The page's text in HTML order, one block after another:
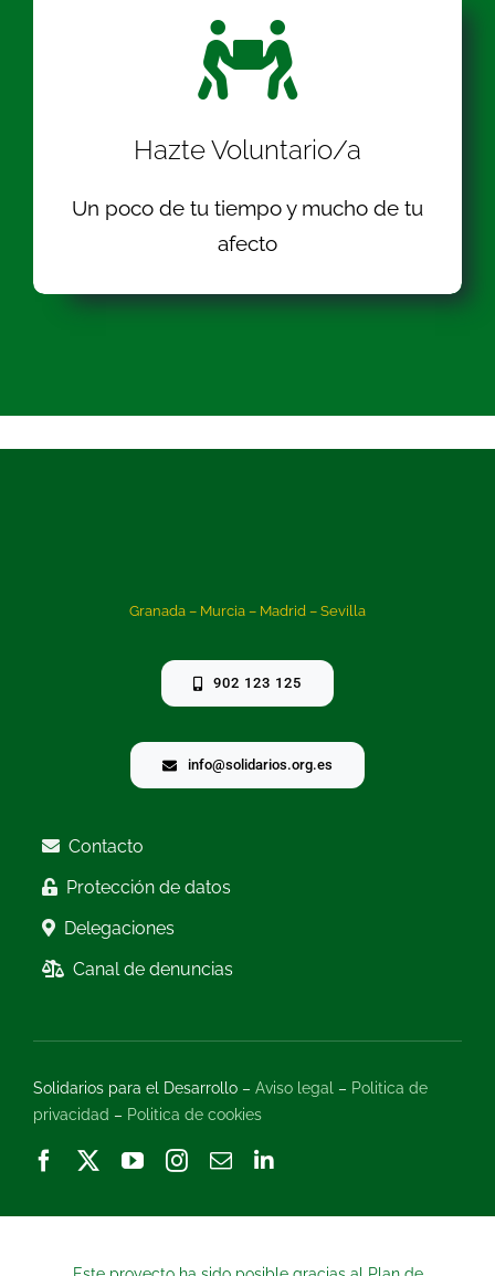
Hazte Voluntario/a
Un poco de tu tiempo y mucho de tu
afecto
Granada – Murcia – Madrid – Sevilla
902 123 125
info@solidarios.org.es
Contacto
Protección de datos
Delegaciones
Canal de denuncias
Solidarios para el Desarrollo – Aviso legal – Politica de
privacidad – Politica de cookies